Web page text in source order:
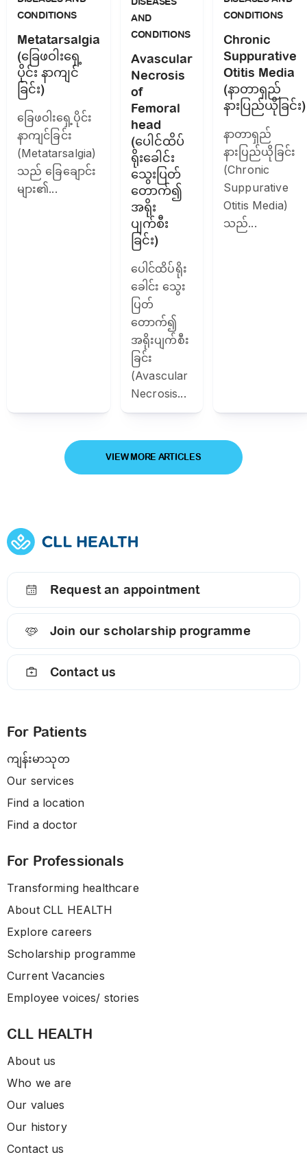
CONDITIONS
Metatarsalgia
(ခြေဖဝါးရှေ့
ပိုင်း နာကျင်
ခြင်း)
ခြေဖဝါးရှေ့ပိုင်း
နာကျင်ခြင်း
(Metatarsalgia)
သည် ခြေချောင်း
များ၏...
AND
CONDITIONS
Avascular
Necrosis
of
Femoral
head
(ပေါင်ထိပ်
ရိုးခေါင်း
သွေးပြတ်
တောက်၍
အရိုး
ပျက်စီး
ခြင်း)
ပေါင်ထိပ်ရိုး
ခေါင်း သွေး
ပြတ်
တောက်၍
အရိုးပျက်စီး
ခြင်း
(Avascular
Necrosis...
CONDITIONS
Chronic
Suppurative
Otitis Media
(နာတာရှည်
နားပြည်ယိုခြင်း)
နာတာရှည်
နားပြည်ယိုခြင်း
(Chronic
Suppurative
Otitis Media)
သည်...
VIEW MORE ARTICLES
Request an appointment
Join our scholarship programme
Contact us
For Patients
ကျန်းမာသုတ
Our services
Find a location
Find a doctor
For Professionals
Transforming healthcare
About CLL HEALTH
Explore careers
Scholarship programme
Current Vacancies
Employee voices/ stories
CLL HEALTH
About us
Who we are
Our values
Our history
Contact us